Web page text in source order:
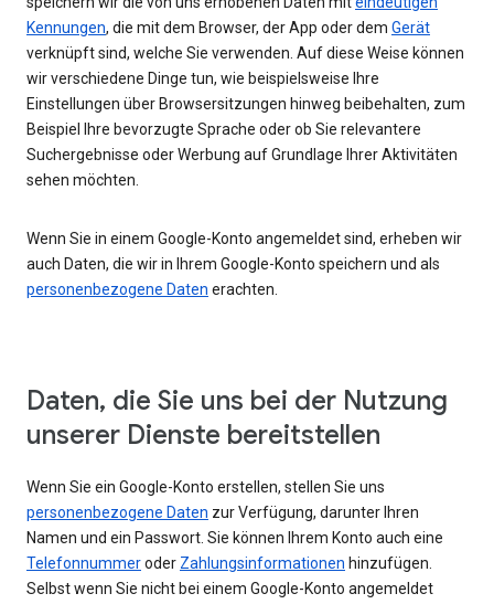
Kennungen, die mit dem Browser, der App oder dem Gerät
verknüpft sind, welche Sie verwenden. Auf diese Weise können
wir verschiedene Dinge tun, wie beispielsweise Ihre
Einstellungen über Browsersitzungen hinweg beibehalten, zum
Beispiel Ihre bevorzugte Sprache oder ob Sie relevantere
Suchergebnisse oder Werbung auf Grundlage Ihrer Aktivitäten
sehen möchten.
Wenn Sie in einem Google-Konto angemeldet sind, erheben wir
auch Daten, die wir in Ihrem Google-Konto speichern und als
personenbezogene Daten erachten.
Daten, die Sie uns bei der Nutzung
unserer Dienste bereitstellen
Wenn Sie ein Google-Konto erstellen, stellen Sie uns
personenbezogene Daten zur Verfügung, darunter Ihren
Namen und ein Passwort. Sie können Ihrem Konto auch eine
Telefonnummeroder Zahlungsinformationen hinzufügen.
Selbst wenn Sie nicht bei einem Google-Konto angemeldet